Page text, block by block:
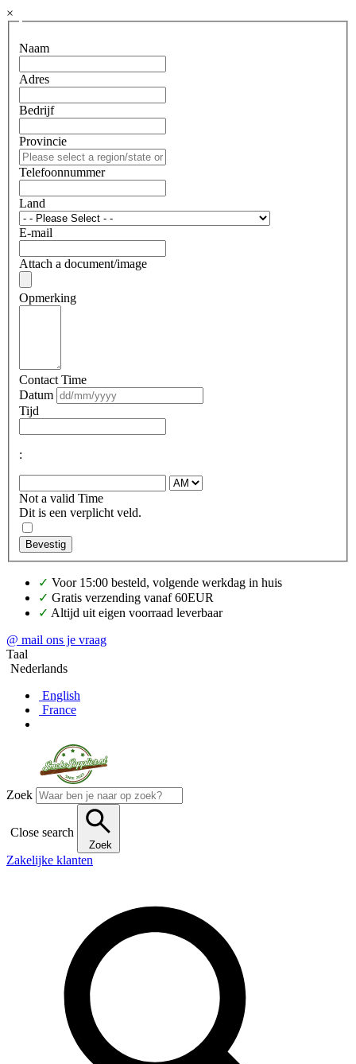
×
Naam
Adres
Bedrijf
Provincie
Telefoonnummer
Land
E-mail
Attach a document/image
Opmerking
Contact Time
Datum
Tijd
:
Not a valid Time
Dit is een verplicht veld.
Bevestig
✓ Voor 15:00 besteld, volgende werkdag in huis
✓ Gratis verzending vanaf 60EUR
✓ Altijd uit eigen voorraad leverbaar
@ mail ons je vraag
Taal
Nederlands
English
France
Zoek
Close search
Zoek
Zakelijke klanten